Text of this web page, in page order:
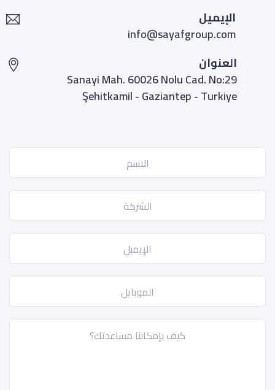
الإيميل
info@sayafgroup.com
العنوان
Sanayi Mah. 60026 Nolu Cad. No:29
Şehitkamil - Gaziantep - Turkiye